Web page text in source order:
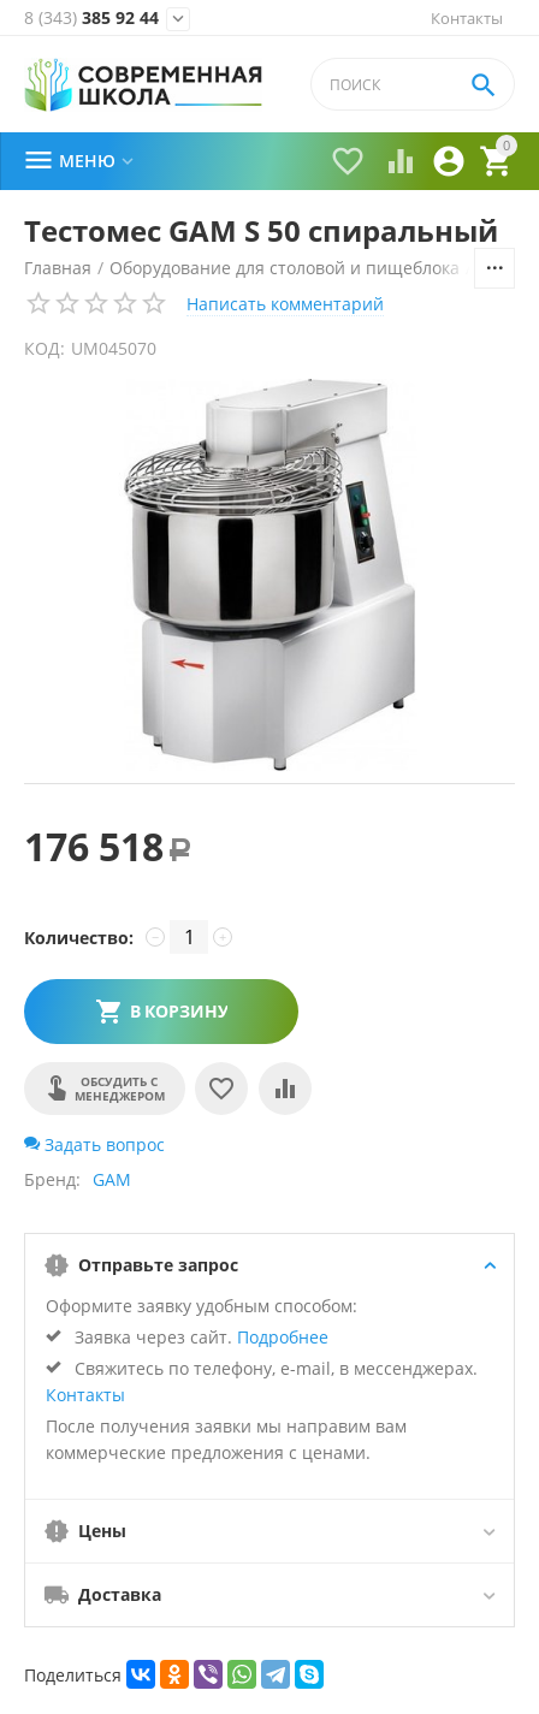
Контакты
8 (343) 385 92 44 
0


 

 МЕНЮ 
Тестомес GAM S 50 спиральный
Главная / Оборудование для столовой и пищеблока
Написать комментарий
КОД: UM045070
176 518 Р
Количество: +
−
В КОРЗИНУ
ОБСУДИТЬ С
МЕНЕДЖЕРОМ
Задать вопрос
Бренд
GAM
Отправьте запрос
Оформите заявку удобным способом:
Заявка через сайт. Подробнее
Свяжитесь по телефону, e-mail, в мессенджерах.
Контакты
После получения заявки мы направим вам
коммерческие предложения с ценами.
Цены
Доставка
Поделиться